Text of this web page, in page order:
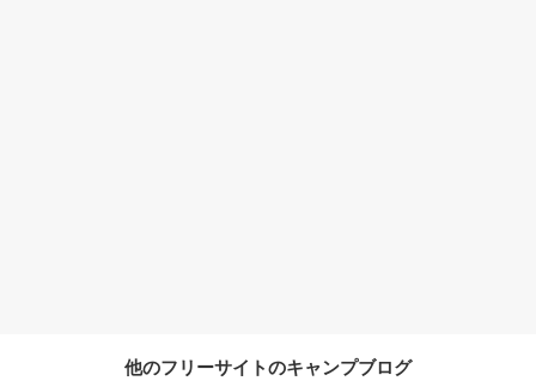
他のフリーサイトのキャンプブログ